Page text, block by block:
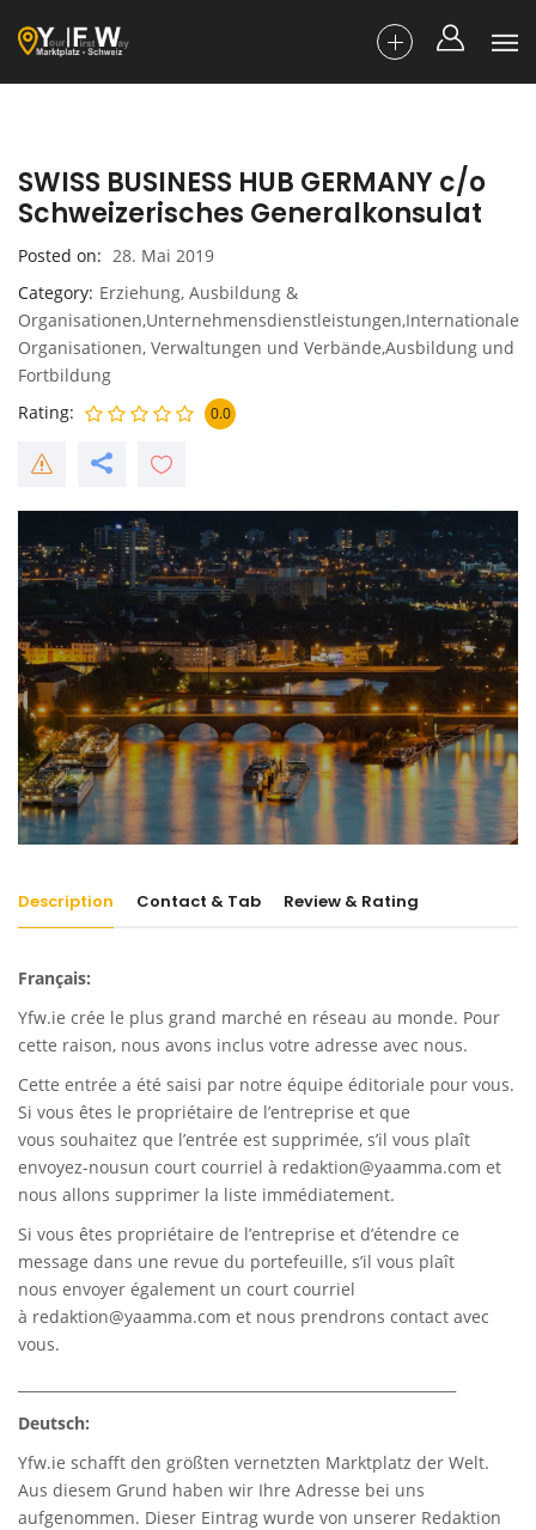
SWISS BUSINESS HUB GERMANY c/o
Schweizerisches Generalkonsulat
Posted on
28. Mai 2019
Category Erziehung, Ausbildung &
Organisationen,Unternehmensdienstleistungen,Internationale
Organisationen, Verwaltungen und Verbände,Ausbildung und
Fortbildung
Rating
0.0
Description Contact & Tab Review & Rating
Français:
Yfw.ie crée le plus grand marché en réseau au monde. Pour
cette raison, nous avons inclus votre adresse avec nous.
Cette entrée a été saisi par notre équipe éditoriale pour vous.
Si vous êtes le propriétaire de l’entreprise et que
vous souhaitez que l’entrée est supprimée, s’il vous plaît
envoyez-nousun court courriel à redaktion@yaamma.com et
nous allons supprimer la liste immédiatement.
Si vous êtes propriétaire de l’entreprise et d’étendre ce
message dans une revue du portefeuille, s’il vous plaît
nous envoyer également un court courriel
à redaktion@yaamma.com et nous prendrons contact avec
vous.
Deutsch:
Yfw.ie schafft den größten vernetzten Marktplatz der Welt.
Aus diesem Grund haben wir Ihre Adresse bei uns
aufgenommen. Dieser Eintrag wurde von unserer Redaktion